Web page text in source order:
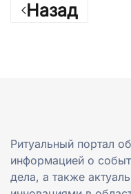
Назад
Ритуальный портал
информацией о
дела, а также